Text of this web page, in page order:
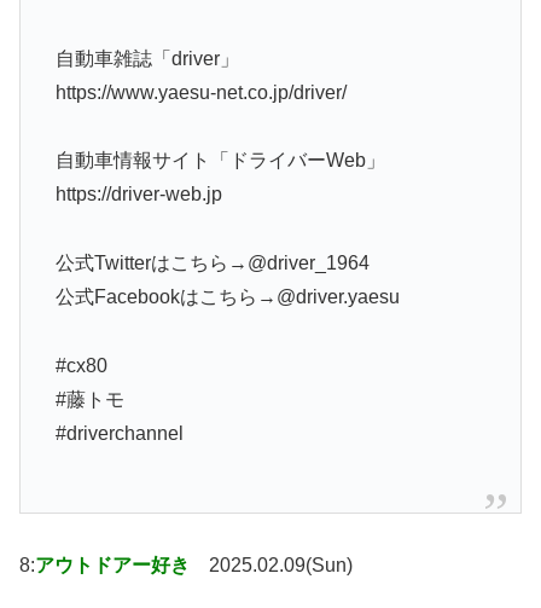
自動車雑誌「driver」
https://www.yaesu-net.co.jp/driver/
自動車情報サイト「ドライバーWeb」
https://driver-web.jp
公式Twitterはこちら→@driver_1964
公式Facebookはこちら→@driver.yaesu
#cx80
#藤トモ
#driverchannel
8:アウトドアー好き 2025.02.09(Sun)